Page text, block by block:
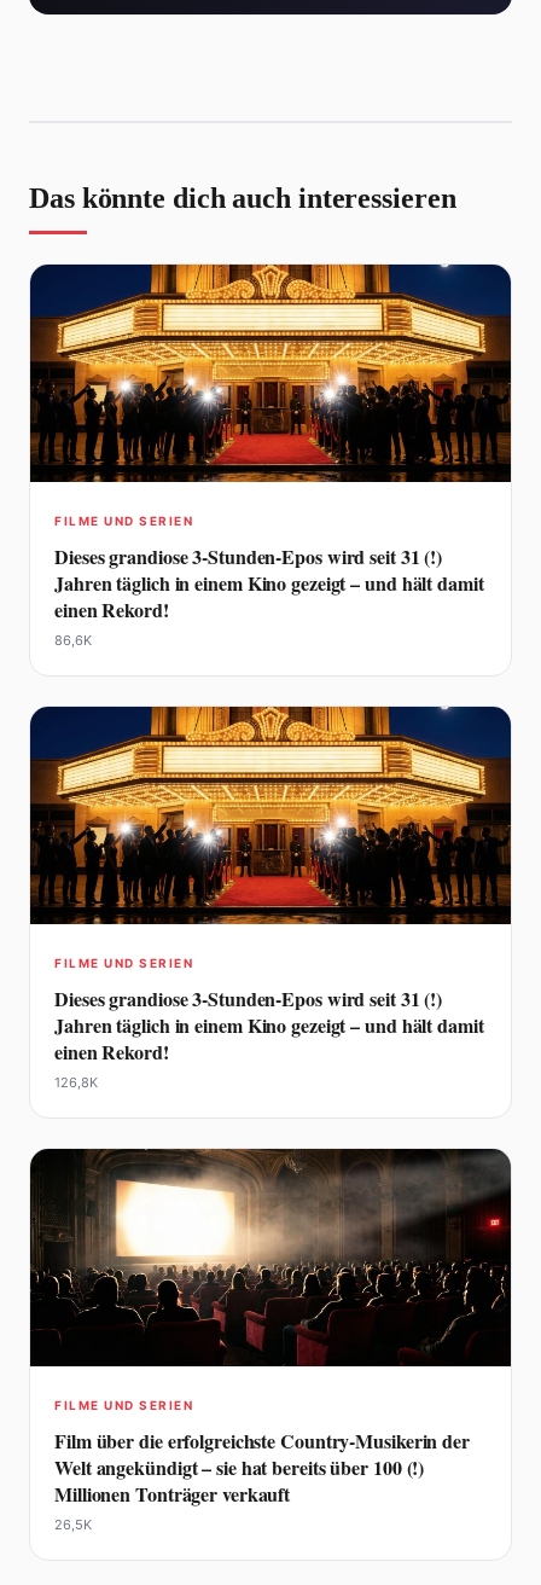
Das könnte dich auch interessieren
FILME UND SERIEN
Dieses grandiose 3-Stunden-Epos wird seit 31 (!)
Jahren täglich in einem Kino gezeigt – und hält damit
einen Rekord!
86,6K
FILME UND SERIEN
Dieses grandiose 3-Stunden-Epos wird seit 31 (!)
Jahren täglich in einem Kino gezeigt – und hält damit
einen Rekord!
126,8K
FILME UND SERIEN
Film über die erfolgreichste Country-Musikerin der
Welt angekündigt – sie hat bereits über 100 (!)
Millionen Tonträger verkauft
26,5K